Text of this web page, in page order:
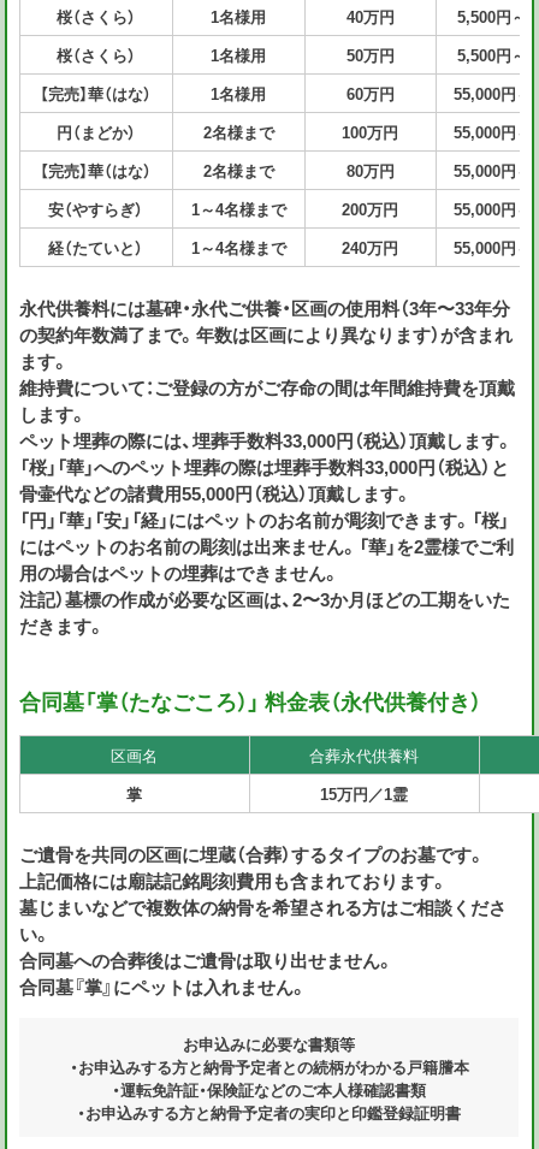
桜（さくら）
1名様用 40万円
5,500円～
桜（さくら）
1名様用 50万円
5,500円～
【完売】華（はな）
1名様用 60万円
55,000円～
円（まどか）
2名様まで 100万円
55,000円～
【完売】華（はな）
2名様まで 80万円
55,000円～
安（やすらぎ）
1～4名様まで 200万円
55,000円～
経（たていと）
1～4名様まで 240万円 55,000円～
永代供養料には墓碑・永代ご供養・区画の使用料（3年〜33年分
の契約年数満了まで。年数は区画により異なります）が含まれ
ます。
維持費について：ご登録の方がご存命の間は年間維持費を頂戴
します。
ペット埋葬の際には、埋葬手数料33,000円（税込）頂戴します。
「桜」「華」へのペット埋葬の際は埋葬手数料33,000円（税込）と
骨壷代などの諸費用55,000円（税込）頂戴します。
「円」「華」「安」「経」にはペットのお名前が彫刻できます。「桜」
にはペットのお名前の彫刻は出来ません。「華」を2霊様でご利
用の場合はペットの埋葬はできません。
注記）墓標の作成が必要な区画は、2〜3か⽉ほどの工期をいた
だきます。
合同墓「掌（たなごころ）」 料金表（永代供養付き）
区画名
合葬永代供養料
掌
15万円／1霊
ご遺骨を共同の区画に埋蔵（合葬）するタイプのお墓です。
上記価格には廟誌記銘彫刻費用も含まれております。
墓じまいなどで複数体の納骨を希望される方はご相談くださ
い。
合同墓への合葬後はご遺骨は取り出せません。
合同墓『掌』にペットは入れません。
お申込みに必要な書類等
・お申込みする方と納骨予定者との続柄がわかる戸籍謄本
・運転免許証・保険証などのご本人様確認書類
・お申込みする⽅と納⾻予定者の実印と印鑑登録証明書